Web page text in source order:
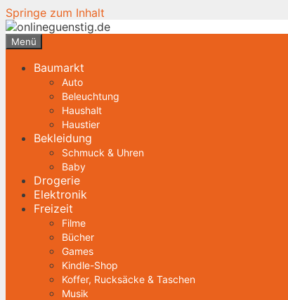
Springe zum Inhalt
Menü
Baumarkt
Auto
Beleuchtung
Haushalt
Haustier
Bekleidung
Schmuck & Uhren
Baby
Drogerie
Elektronik
Freizeit
Filme
Bücher
Games
Kindle-Shop
Koffer, Rucksäcke & Taschen
Musik